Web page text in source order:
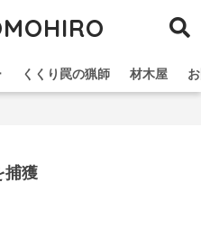
くくり罠の猟師 材木屋
捕獲